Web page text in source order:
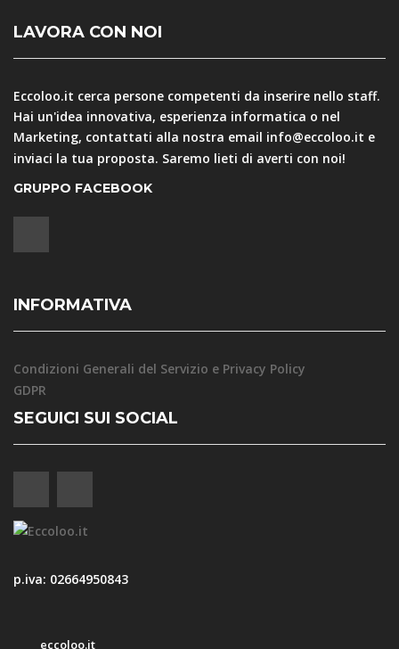
LAVORA CON NOI
Eccoloo.it cerca persone competenti da inserire nello staff.
Hai un'idea innovativa, esperienza informatica o nel
Marketing, contattati alla nostra email info@eccoloo.it e
inviaci la tua proposta. Saremo lieti di averti con noi!
GRUPPO FACEBOOK
INFORMATIVA
Condizioni Generali del Servizio e Privacy Policy
GDPR
SEGUICI SUI SOCIAL
p.iva: 02664950843
eccoloo.it